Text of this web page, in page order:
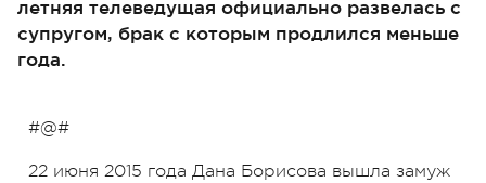
летняя телеведущая официально развелась с
супругом, брак с которым продлился меньше
года.
#@#
22 июня 2015 года Дана Борисова вышла замуж